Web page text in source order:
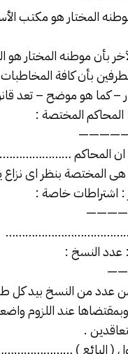
المختار هو مكتب
بأن موطنه المختار هو
بأن كافة
– كما هو موضح – تعد
: المحاكم المختصة :
ان المحاكم
هى المختصة بنظر اى
: اشتراطات خاصة :
: عدد النسخ :
من عدد من النسخ بيد كل
عند اللزوم
.
( البائع )